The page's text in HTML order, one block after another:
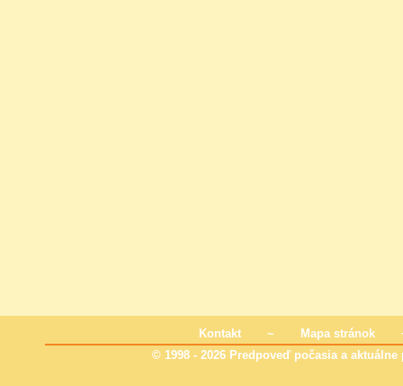
Kontakt ~ Mapa stránok
© 1998 - 2026 Predpoveď počasia a